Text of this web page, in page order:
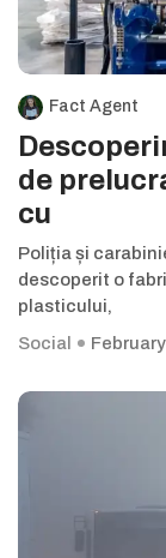
Fact Agent
de
cu
Poliția și
descoperit o
plasticului,
Social